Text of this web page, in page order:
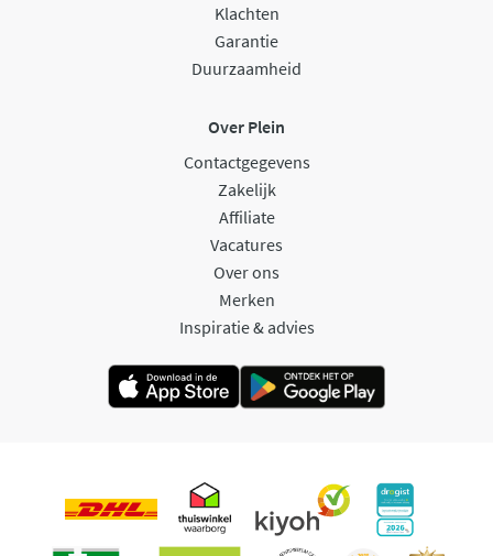
Klachten
Garantie
Duurzaamheid
Over Plein
Contactgegevens
Zakelijk
Affiliate
Vacatures
Over ons
Merken
Inspiratie & advies